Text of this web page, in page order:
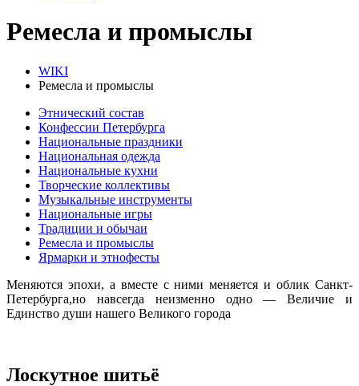
Ремесла и промыслы
WIKI
Ремесла и промыслы
Этнический состав
Конфессии Петербурга
Национальные праздники
Национальная одежда
Национальные кухни
Творческие коллективы
Музыкальные инструменты
Национальные игры
Традиции и обычаи
Ремесла и промыслы
Ярмарки и этнофесты
Меняются эпохи, а вместе с ними меняется и облик Санкт-
Петербурга,но навсегда неизменно одно — Величие и
Единство души нашего Великого города
Лоскутное шитьё